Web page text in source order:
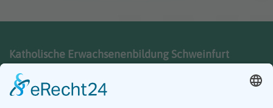
Katholische Erwachsenenbildung Schweinfurt
Schultesstraße 21
97421 Schweinfurt